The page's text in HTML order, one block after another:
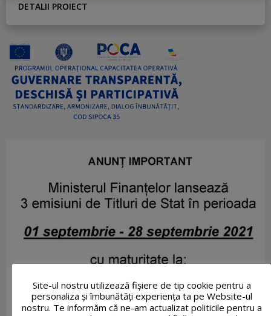
DETALII PROIECT
Site-ul nostru utilizează fişiere de tip cookie pentru a
personaliza și îmbunătăți experiența ta pe Website-ul
nostru. Te informăm că ne-am actualizat politicile pentru a